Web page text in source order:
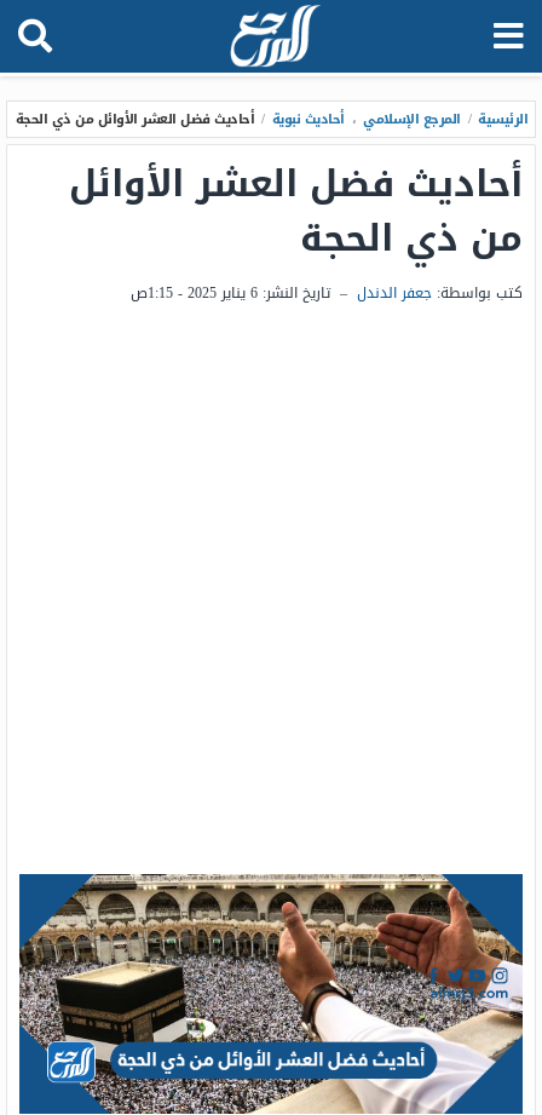
الرئيسية / المرجع الإسلامي ، أحاديث نبوية / أحاديث فضل العشر الأوائل من ذي الحجة
أحاديث فضل العشر الأوائل
من ذي الحجة
كتب بواسطة: جعفر الدندل – تاريخ النشر: 6 يناير 2025 - 1:15ص